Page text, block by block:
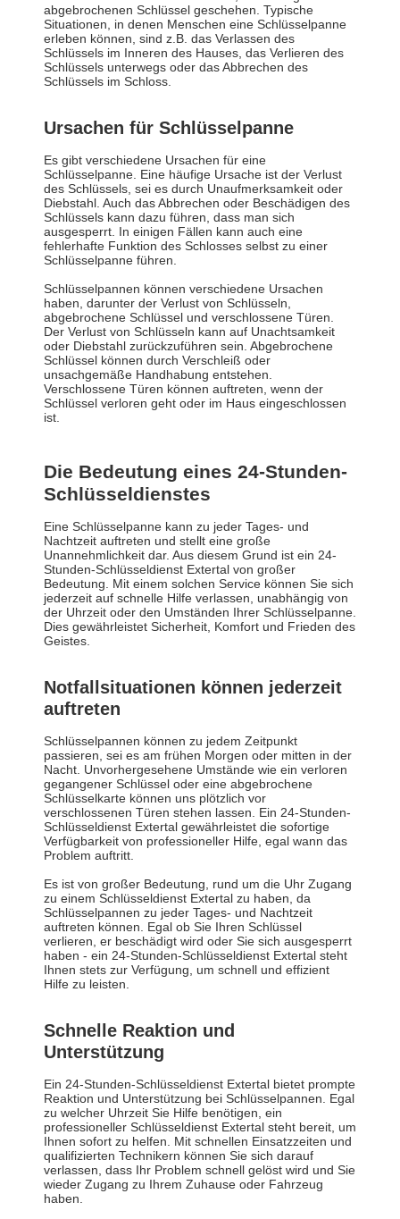
abgebrochenen Schlüssel geschehen. Typische
Situationen, in denen Menschen eine Schlüsselpanne
erleben können, sind z.B. das Verlassen des
Schlüssels im Inneren des Hauses, das Verlieren des
Schlüssels unterwegs oder das Abbrechen des
Schlüssels im Schloss.
Ursachen für Schlüsselpanne
Es gibt verschiedene Ursachen für eine
Schlüsselpanne. Eine häufige Ursache ist der Verlust
des Schlüssels, sei es durch Unaufmerksamkeit oder
Diebstahl. Auch das Abbrechen oder Beschädigen des
Schlüssels kann dazu führen, dass man sich
ausgesperrt. In einigen Fällen kann auch eine
fehlerhafte Funktion des Schlosses selbst zu einer
Schlüsselpanne führen.
Schlüsselpannen können verschiedene Ursachen
haben, darunter der Verlust von Schlüsseln,
abgebrochene Schlüssel und verschlossene Türen.
Der Verlust von Schlüsseln kann auf Unachtsamkeit
oder Diebstahl zurückzuführen sein. Abgebrochene
Schlüssel können durch Verschleiß oder
unsachgemäße Handhabung entstehen.
Verschlossene Türen können auftreten, wenn der
Schlüssel verloren geht oder im Haus eingeschlossen
ist.
Die Bedeutung eines 24-Stunden-
Schlüsseldienstes
Eine Schlüsselpanne kann zu jeder Tages- und
Nachtzeit auftreten und stellt eine große
Unannehmlichkeit dar. Aus diesem Grund ist ein 24-
Stunden-Schlüsseldienst Extertal von großer
Bedeutung. Mit einem solchen Service können Sie sich
jederzeit auf schnelle Hilfe verlassen, unabhängig von
der Uhrzeit oder den Umständen Ihrer Schlüsselpanne.
Dies gewährleistet Sicherheit, Komfort und Frieden des
Geistes.
Notfallsituationen können jederzeit
auftreten
Schlüsselpannen können zu jedem Zeitpunkt
passieren, sei es am frühen Morgen oder mitten in der
Nacht. Unvorhergesehene Umstände wie ein verloren
gegangener Schlüssel oder eine abgebrochene
Schlüsselkarte können uns plötzlich vor
verschlossenen Türen stehen lassen. Ein 24-Stunden-
Schlüsseldienst Extertal gewährleistet die sofortige
Verfügbarkeit von professioneller Hilfe, egal wann das
Problem auftritt.
Es ist von großer Bedeutung, rund um die Uhr Zugang
zu einem Schlüsseldienst Extertal zu haben, da
Schlüsselpannen zu jeder Tages- und Nachtzeit
auftreten können. Egal ob Sie Ihren Schlüssel
verlieren, er beschädigt wird oder Sie sich ausgesperrt
haben - ein 24-Stunden-Schlüsseldienst Extertal steht
Ihnen stets zur Verfügung, um schnell und effizient
Hilfe zu leisten.
Schnelle Reaktion und
Unterstützung
Ein 24-Stunden-Schlüsseldienst Extertal bietet prompte
Reaktion und Unterstützung bei Schlüsselpannen. Egal
zu welcher Uhrzeit Sie Hilfe benötigen, ein
professioneller Schlüsseldienst Extertal steht bereit, um
Ihnen sofort zu helfen. Mit schnellen Einsatzzeiten und
qualifizierten Technikern können Sie sich darauf
verlassen, dass Ihr Problem schnell gelöst wird und Sie
wieder Zugang zu Ihrem Zuhause oder Fahrzeug
haben.